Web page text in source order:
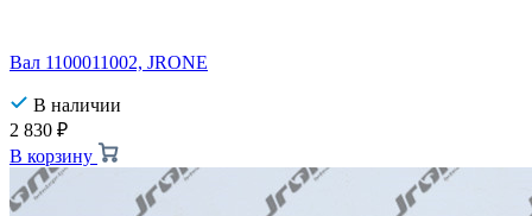
Вал 1100011002, JRONE
В наличии
2 830 ₽
В корзину